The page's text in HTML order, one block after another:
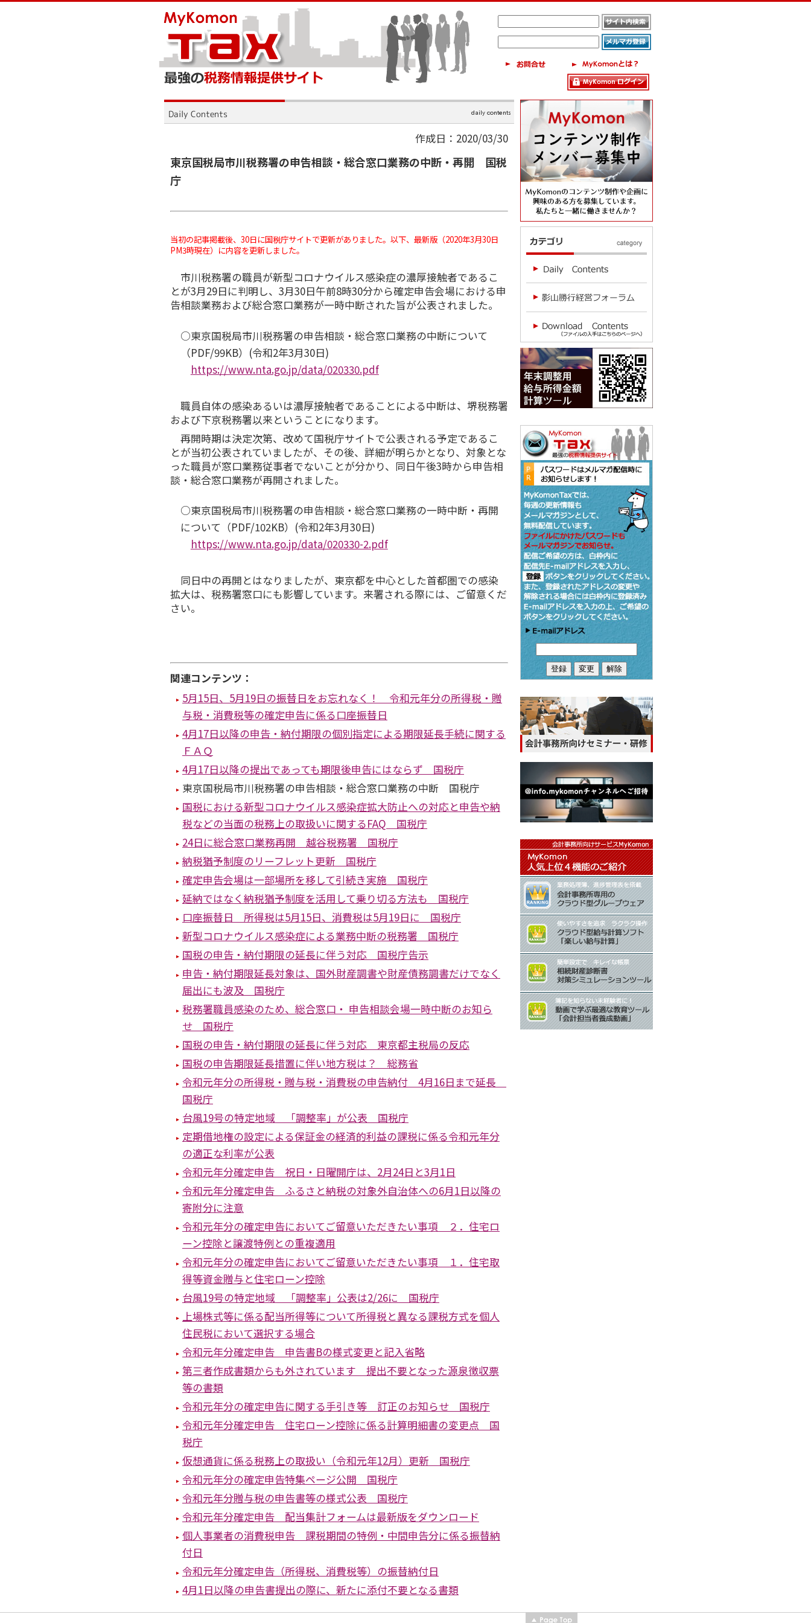
作成日：2020/03/30
東京国税局市川税務署の申告相談・総合窓口業務の中断・再開 国税
庁
当初の記事掲載後、30日に国税庁サイトで更新がありました。以下、最新版（2020年3月30日
PM3時現在）に内容を更新しました。
市川税務署の職員が新型コロナウイルス感染症の濃厚接触者であるこ
とが3月29日に判明し、3月30日午前8時30分から確定申告会場における申
告相談業務および総合窓口業務が一時中断された旨が公表されました。
○東京国税局市川税務署の申告相談・総合窓口業務の中断について
（PDF/99KB）(令和2年3月30日)
https://www.nta.go.jp/data/020330.pdf
職員自体の感染あるいは濃厚接触者であることによる中断は、堺税務署
および下京税務署以来ということになります。
再開時期は決定次第、改めて国税庁サイトで公表される予定であるこ
とが当初公表されていましたが、その後、詳細が明らかとなり、対象とな
った職員が窓口業務従事者でないことが分かり、同日午後3時から申告相
談・総合窓口業務が再開されました。
○東京国税局市川税務署の申告相談・総合窓口業務の一時中断・再開
について（PDF/102KB）(令和2年3月30日)
https://www.nta.go.jp/data/020330-2.pdf
同日中の再開とはなりましたが、東京都を中心とした首都圏での感染
拡大は、税務署窓口にも影響しています。来署される際には、ご留意くだ
さい。
関連コンテンツ：
5月15日、5月19日の振替日をお忘れなく！ 令和元年分の所得税・贈
与税・消費税等の確定申告に係る口座振替日
4月17日以降の申告・納付期限の個別指定による期限延長手続に関する
ＦＡＱ
4月17日以降の提出であっても期限後申告にはならず 国税庁
東京国税局市川税務署の申告相談・総合窓口業務の中断 国税庁
国税における新型コロナウイルス感染症拡大防止への対応と申告や納
税などの当面の税務上の取扱いに関するFAQ 国税庁
24日に総合窓口業務再開 越谷税務署 国税庁
納税猶予制度のリーフレット更新 国税庁
確定申告会場は一部場所を移して引続き実施 国税庁
延納ではなく納税猶予制度を活用して乗り切る方法も 国税庁
口座振替日 所得税は5月15日、消費税は5月19日に 国税庁
新型コロナウイルス感染症による業務中断の税務署 国税庁
国税の申告・納付期限の延長に伴う対応 国税庁告示
申告・納付期限延長対象は、国外財産調書や財産債務調書だけでなく
届出にも波及 国税庁
税務署職員感染のため、総合窓口・ 申告相談会場一時中断のお知ら
せ 国税庁
国税の申告・納付期限の延長に伴う対応 東京都主税局の反応
国税の申告期限延長措置に伴い地方税は？ 総務省
令和元年分の所得税・贈与税・消費税の申告納付 4月16日まで延長
国税庁
台風19号の特定地域 「調整率」が公表 国税庁
定期借地権の設定による保証金の経済的利益の課税に係る令和元年分
の適正な利率が公表
令和元年分確定申告 祝日・日曜開庁は、2月24日と3月1日
令和元年分確定申告 ふるさと納税の対象外自治体への6月1日以降の
寄附分に注意
令和元年分の確定申告においてご留意いただきたい事項 ２．住宅ロ
ーン控除と譲渡特例との重複適用
令和元年分の確定申告においてご留意いただきたい事項 １．住宅取
得等資金贈与と住宅ローン控除
台風19号の特定地域 「調整率」公表は2/26に 国税庁
上場株式等に係る配当所得等について所得税と異なる課税方式を個人
住民税において選択する場合
令和元年分確定申告 申告書Bの様式変更と記入省略
第三者作成書類からも外されています 提出不要となった源泉徴収票
等の書類
令和元年分の確定申告に関する手引き等 訂正のお知らせ 国税庁
令和元年分確定申告 住宅ローン控除に係る計算明細書の変更点 国
税庁
仮想通貨に係る税務上の取扱い（令和元年12月）更新 国税庁
令和元年分の確定申告特集ページ公開 国税庁
令和元年分贈与税の申告書等の様式公表 国税庁
令和元年分確定申告 配当集計フォームは最新版をダウンロード
個人事業者の消費税申告 課税期間の特例・中間申告分に係る振替納
付日
令和元年分確定申告（所得税、消費税等）の振替納付日
4月1日以降の申告書提出の際に、新たに添付不要となる書類